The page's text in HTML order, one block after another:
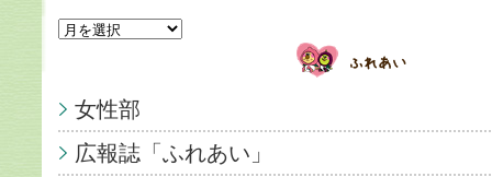
女性部
広報誌「ふれあい」